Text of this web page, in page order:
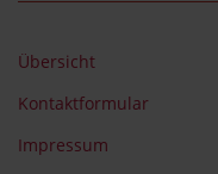
Übersicht
Kontaktformular
Impressum